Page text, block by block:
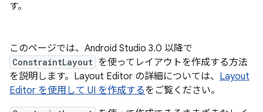
す。
このページでは、Android Studio 3.0 以降で
ConstraintLayout を使ってレイアウトを作成する方法
を説明します。Layout Editor の詳細については、 Layout
Editor を使用して UI を作成するをご覧ください。